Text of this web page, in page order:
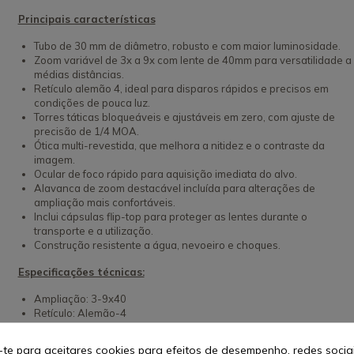
Principais características
Tubo de 30 mm de diâmetro, robusto e com maior luminosidade.
Zoom variável de 3x a 9x com lente de 40mm para versatilidade a
médias distâncias.
Retículo alemão 4, ideal para disparos rápidos e precisos em
condições de pouca luz.
Torres táticas bloqueáveis e ajustáveis em zero, com ajuste de
precisão de 1/4 MOA.
Ótica multi-revestida, que melhora a nitidez e o contraste da
imagem.
Ocular de foco rápido para aquisição imediata do alvo.
Alavanca de zoom destacável incluída para alterações de
ampliação mais confortáveis.
Inclui cápsulas flip-top para proteger as lentes durante o
transporte e a utilização.
Construção resistente a água, nevoeiro e choques.
Especificações técnicas:
Ampliação: 3-9x40
Retículo: Alemão-4
Campo de visão a 100 m: 12,3 m (3x) – 4,11 m (9x)
para aceitares cookies para efeitos de desempenho, redes